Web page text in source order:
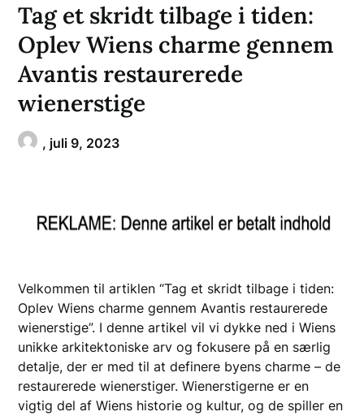
Tag et skridt tilbage i tiden:
Oplev Wiens charme gennem
Avantis restaurerede
wienerstige
, juli 9, 2023
Velkommen til artiklen “Tag et skridt tilbage i tiden:
Oplev Wiens charme gennem Avantis restaurerede
wienerstige”. I denne artikel vil vi dykke ned i Wiens
unikke arkitektoniske arv og fokusere på en særlig
detalje, der er med til at definere byens charme – de
restaurerede wienerstiger. Wienerstigerne er en
vigtig del af Wiens historie og kultur, og de spiller en